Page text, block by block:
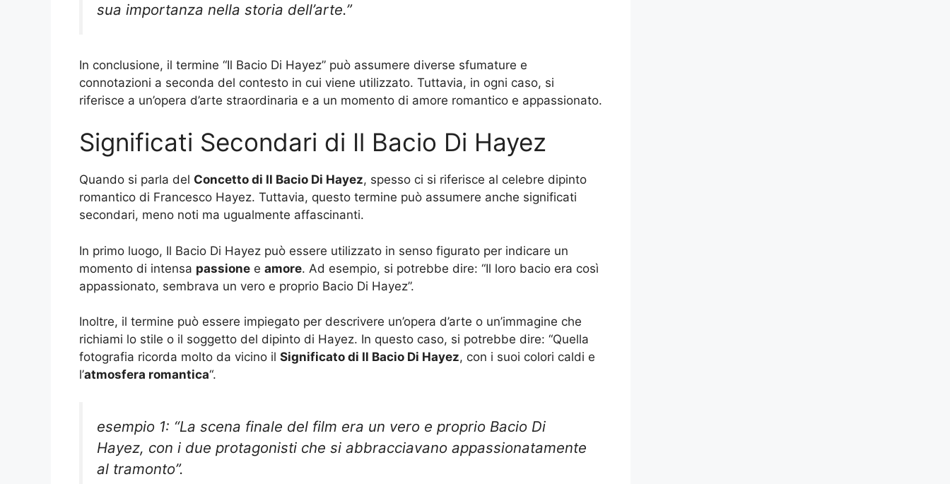
sua importanza nella storia dell’arte.”
In conclusione, il termine “Il Bacio Di Hayez” può assumere diverse sfumature e
connotazioni a seconda del contesto in cui viene utilizzato. Tuttavia, in ogni caso, si
riferisce a un’opera d’arte straordinaria e a un momento di amore romantico e appassionato.
Significati Secondari di Il Bacio Di Hayez
Quando si parla del Concetto di Il Bacio Di Hayez, spesso ci si riferisce al celebre dipinto
romantico di Francesco Hayez. Tuttavia, questo termine può assumere anche significati
secondari, meno noti ma ugualmente affascinanti.
In primo luogo, Il Bacio Di Hayez può essere utilizzato in senso figurato per indicare un
momento di intensa passione e amore. Ad esempio, si potrebbe dire: “Il loro bacio era così
appassionato, sembrava un vero e proprio Bacio Di Hayez”.
Inoltre, il termine può essere impiegato per descrivere un’opera d’arte o un’immagine che
richiami lo stile o il soggetto del dipinto di Hayez. In questo caso, si potrebbe dire: “Quella
fotografia ricorda molto da vicino il Significato di Il Bacio Di Hayez, con i suoi colori caldi e
l’atmosfera romantica“.
esempio 1: “La scena finale del film era un vero e proprio Bacio Di
Hayez, con i due protagonisti che si abbracciavano appassionatamente
al tramonto”.